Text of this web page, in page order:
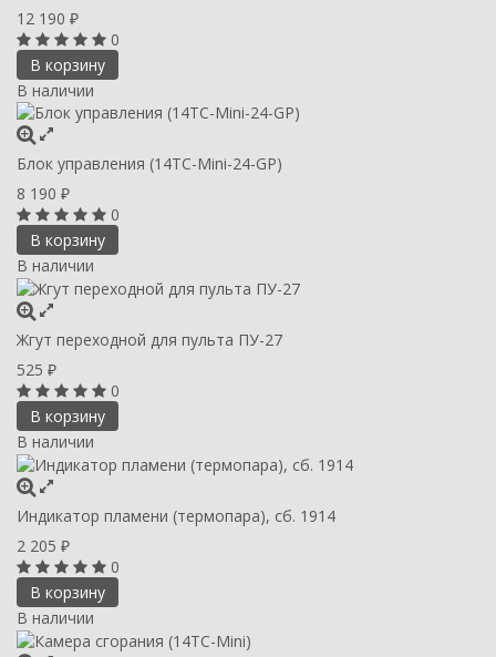
12 190 ₽
0
В корзину
В наличии
Блок управления (14ТС-Mini-24-GP)
8 190 ₽
0
В корзину
В наличии
Жгут переходной для пульта ПУ-27
525 ₽
0
В корзину
В наличии
Индикатор пламени (термопара), сб. 1914
2 205 ₽
0
В корзину
В наличии